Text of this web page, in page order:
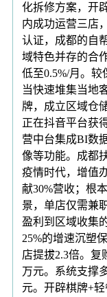
化拆修方案，开
内成功运营三店
认证，成都的自
域特色并存的合
低至0.5%/月。较
当快速堆集当地
牌，成立区域仓
正在抖音平台获
营中台集成BI数
像等功能。成都
疫情时代，增值
献30%营收；根
景，单店仅需兼
盈利到区域收集
25%的增速沉塑
店提拔2.3倍。复
万元。系统支撑
元。开辟棋牌+